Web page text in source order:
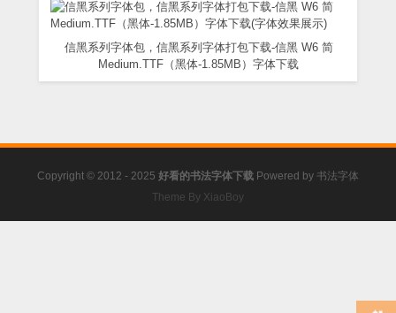
信黑系列字体包，信黑系列字体打包下载-信黑 W6 简
Medium.TTF（黑体-1.85MB）字体下载
Copyright © 2012 - 2025 好看的书法字体下载 Powered by 书法字体
Theme By XiaoBoy